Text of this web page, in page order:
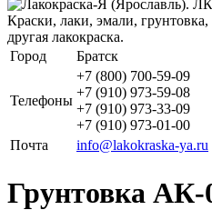
Город Братск
Телефоны
+7 (800) 700-59-09
+7 (910) 973-59-08
+7 (910) 973-33-09
+7 (910) 973-01-00
Почта
info@lakokraska-ya.ru
Грунтовка АК-